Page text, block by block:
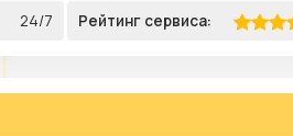
24/7 Рейтинг сервиса: